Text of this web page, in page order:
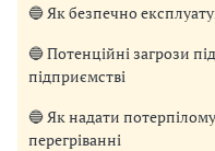
🔵 Як безпечно
🔵 Потенційні загрози
підприємстві
🔵 Як надати
перегріванні